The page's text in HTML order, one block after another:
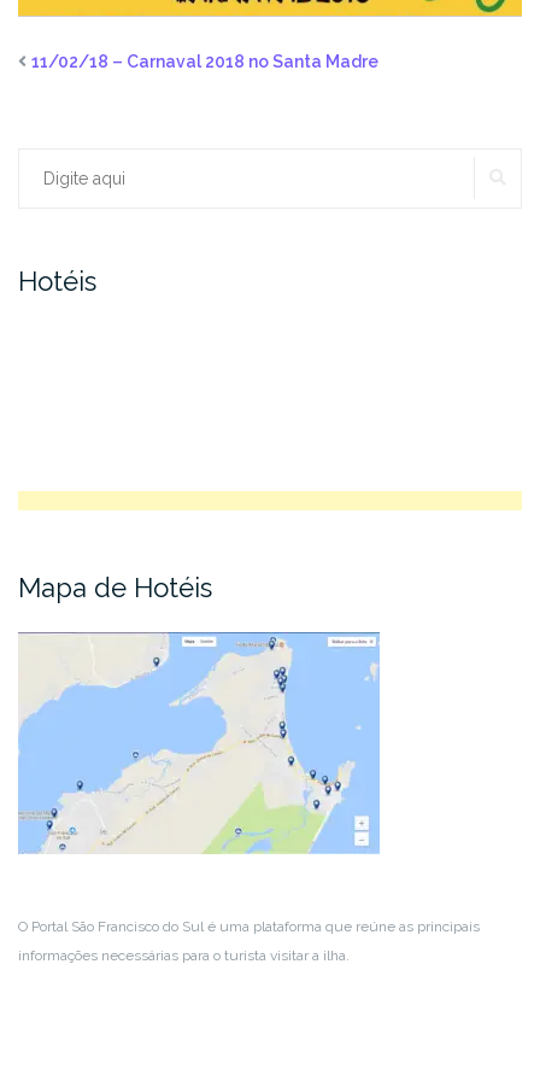
11/02/18 – Carnaval 2018 no Santa Madre
Procurar:
Hotéis
Mapa de Hotéis
O Portal São Francisco do Sul é uma plataforma que reúne as principais
informações necessárias para o turista visitar a ilha.